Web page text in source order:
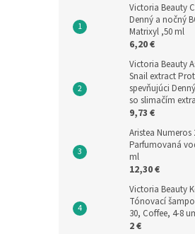
Victoria Beauty
Denný a nočný
Matrixyl ,50 ml
6,20 €
Victoria Beauty
Snail extract
spevňujúci
so slimačím
9,73 €
Aristea Numeros
Parfumovaná
ml
12,30 €
Victoria Beauty
Tónovací
30, Coffee, 4-8
2 €